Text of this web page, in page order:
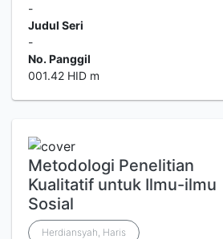
-
Judul Seri
-
No. Panggil
001.42 HID m
Metodologi Penelitian
Kualitatif untuk Ilmu-ilmu
Sosial
Herdiansyah, Haris